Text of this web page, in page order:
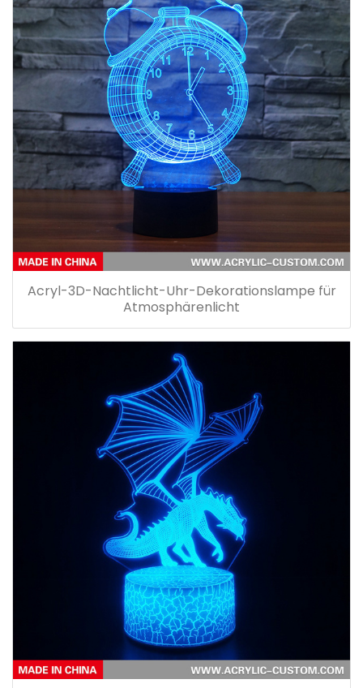
Acryl-3D-Nachtlicht-Uhr-Dekorationslampe für
Atmosphärenlicht